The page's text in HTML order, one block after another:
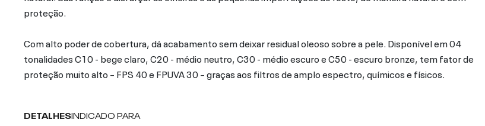
proteção.
Com alto poder de cobertura, dá acabamento sem deixar residual oleoso sobre a pele. Disponível em 04
tonalidades C10 - bege claro, C20 - médio neutro, C30 - médio escuro e C50 - escuro bronze, tem fator de
proteção muito alto – FPS 40 e FPUVA 30 – graças aos filtros de amplo espectro, químicos e físicos.
DETALHESINDICADO PARA